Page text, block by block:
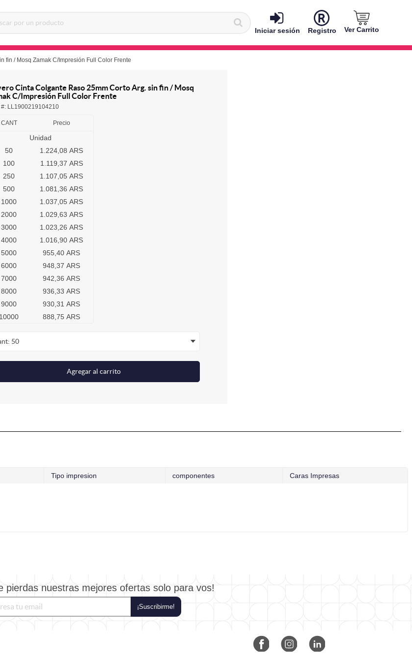
Iniciar sesión Registro Ver Carrito
fin / Mosq Zamak C/Impresión Full Color Frente
Cinta Colgante Raso 25mm Corto Arg. sin fin / Mosq
C/Impresión Full Color Frente
LL1900219104210
CANT Precio
Unidad
50
1.224,08 ARS
100
1.119,37 ARS
250
1.107,05 ARS
500
1.081,36 ARS
1000
1.037,05 ARS
2000
1.029,63 ARS
3000
1.023,26 ARS
4000
1.016,90 ARS
5000
955,40 ARS
6000
948,37 ARS
7000
942,36 ARS
8000
936,33 ARS
9000
930,31 ARS
10000
888,75 ARS
50
Agregar al carrito
Tipo impresion componentes Caras Impresas
pierdas nuestras mejores ofertas solo para vos!
¡Suscribirme!